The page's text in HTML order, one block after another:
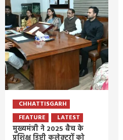
CHHATTISGARH
FEATURE
LATEST
मुख्यमंत्री ने 2025 बैच के